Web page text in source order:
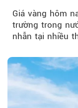
Giá vàng hôm
trường trong
nhẫn tại nhiều